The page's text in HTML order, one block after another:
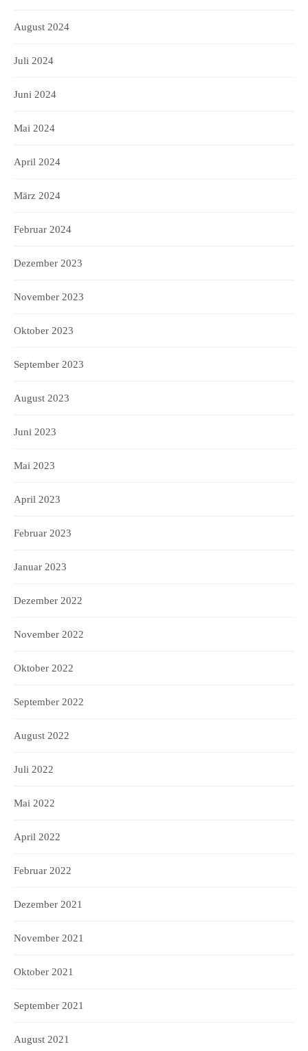
August 2024
Juli 2024
Juni 2024
Mai 2024
April 2024
März 2024
Februar 2024
Dezember 2023
November 2023
Oktober 2023
September 2023
August 2023
Juni 2023
Mai 2023
April 2023
Februar 2023
Januar 2023
Dezember 2022
November 2022
Oktober 2022
September 2022
August 2022
Juli 2022
Mai 2022
April 2022
Februar 2022
Dezember 2021
November 2021
Oktober 2021
September 2021
August 2021